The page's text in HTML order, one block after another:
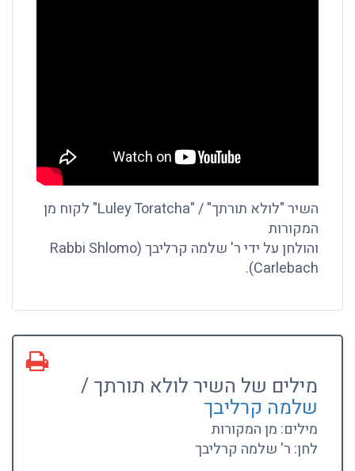
השיר "לולא תורתך" / "Luley Toratcha" לקוח מן
המקורות
והולחן על ידי ר' שלמה קרליבך (Rabbi Shlomo
Carlebach).
מילים של השיר לולא תורתך /
שלמה קרליבך
מילים: מן המקורות
לחן: ר' שלמה קרליבך